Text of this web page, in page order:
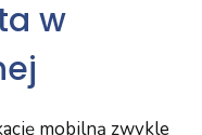
w
mobilną zwykle